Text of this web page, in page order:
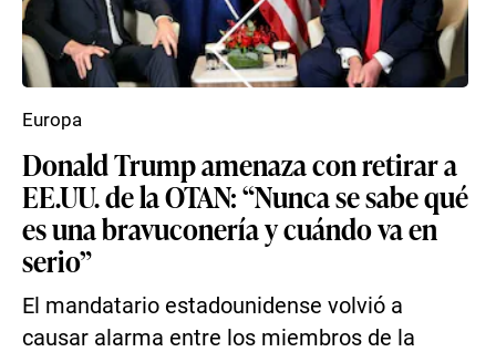
Donald Trump amenaza con retirar a
EE.UU. de la OTAN: “Nunca se sabe qué
es una bravuconería y cuándo va en
serio”
El mandatario estadounidense volvió a
causar alarma entre los miembros de la
Europa